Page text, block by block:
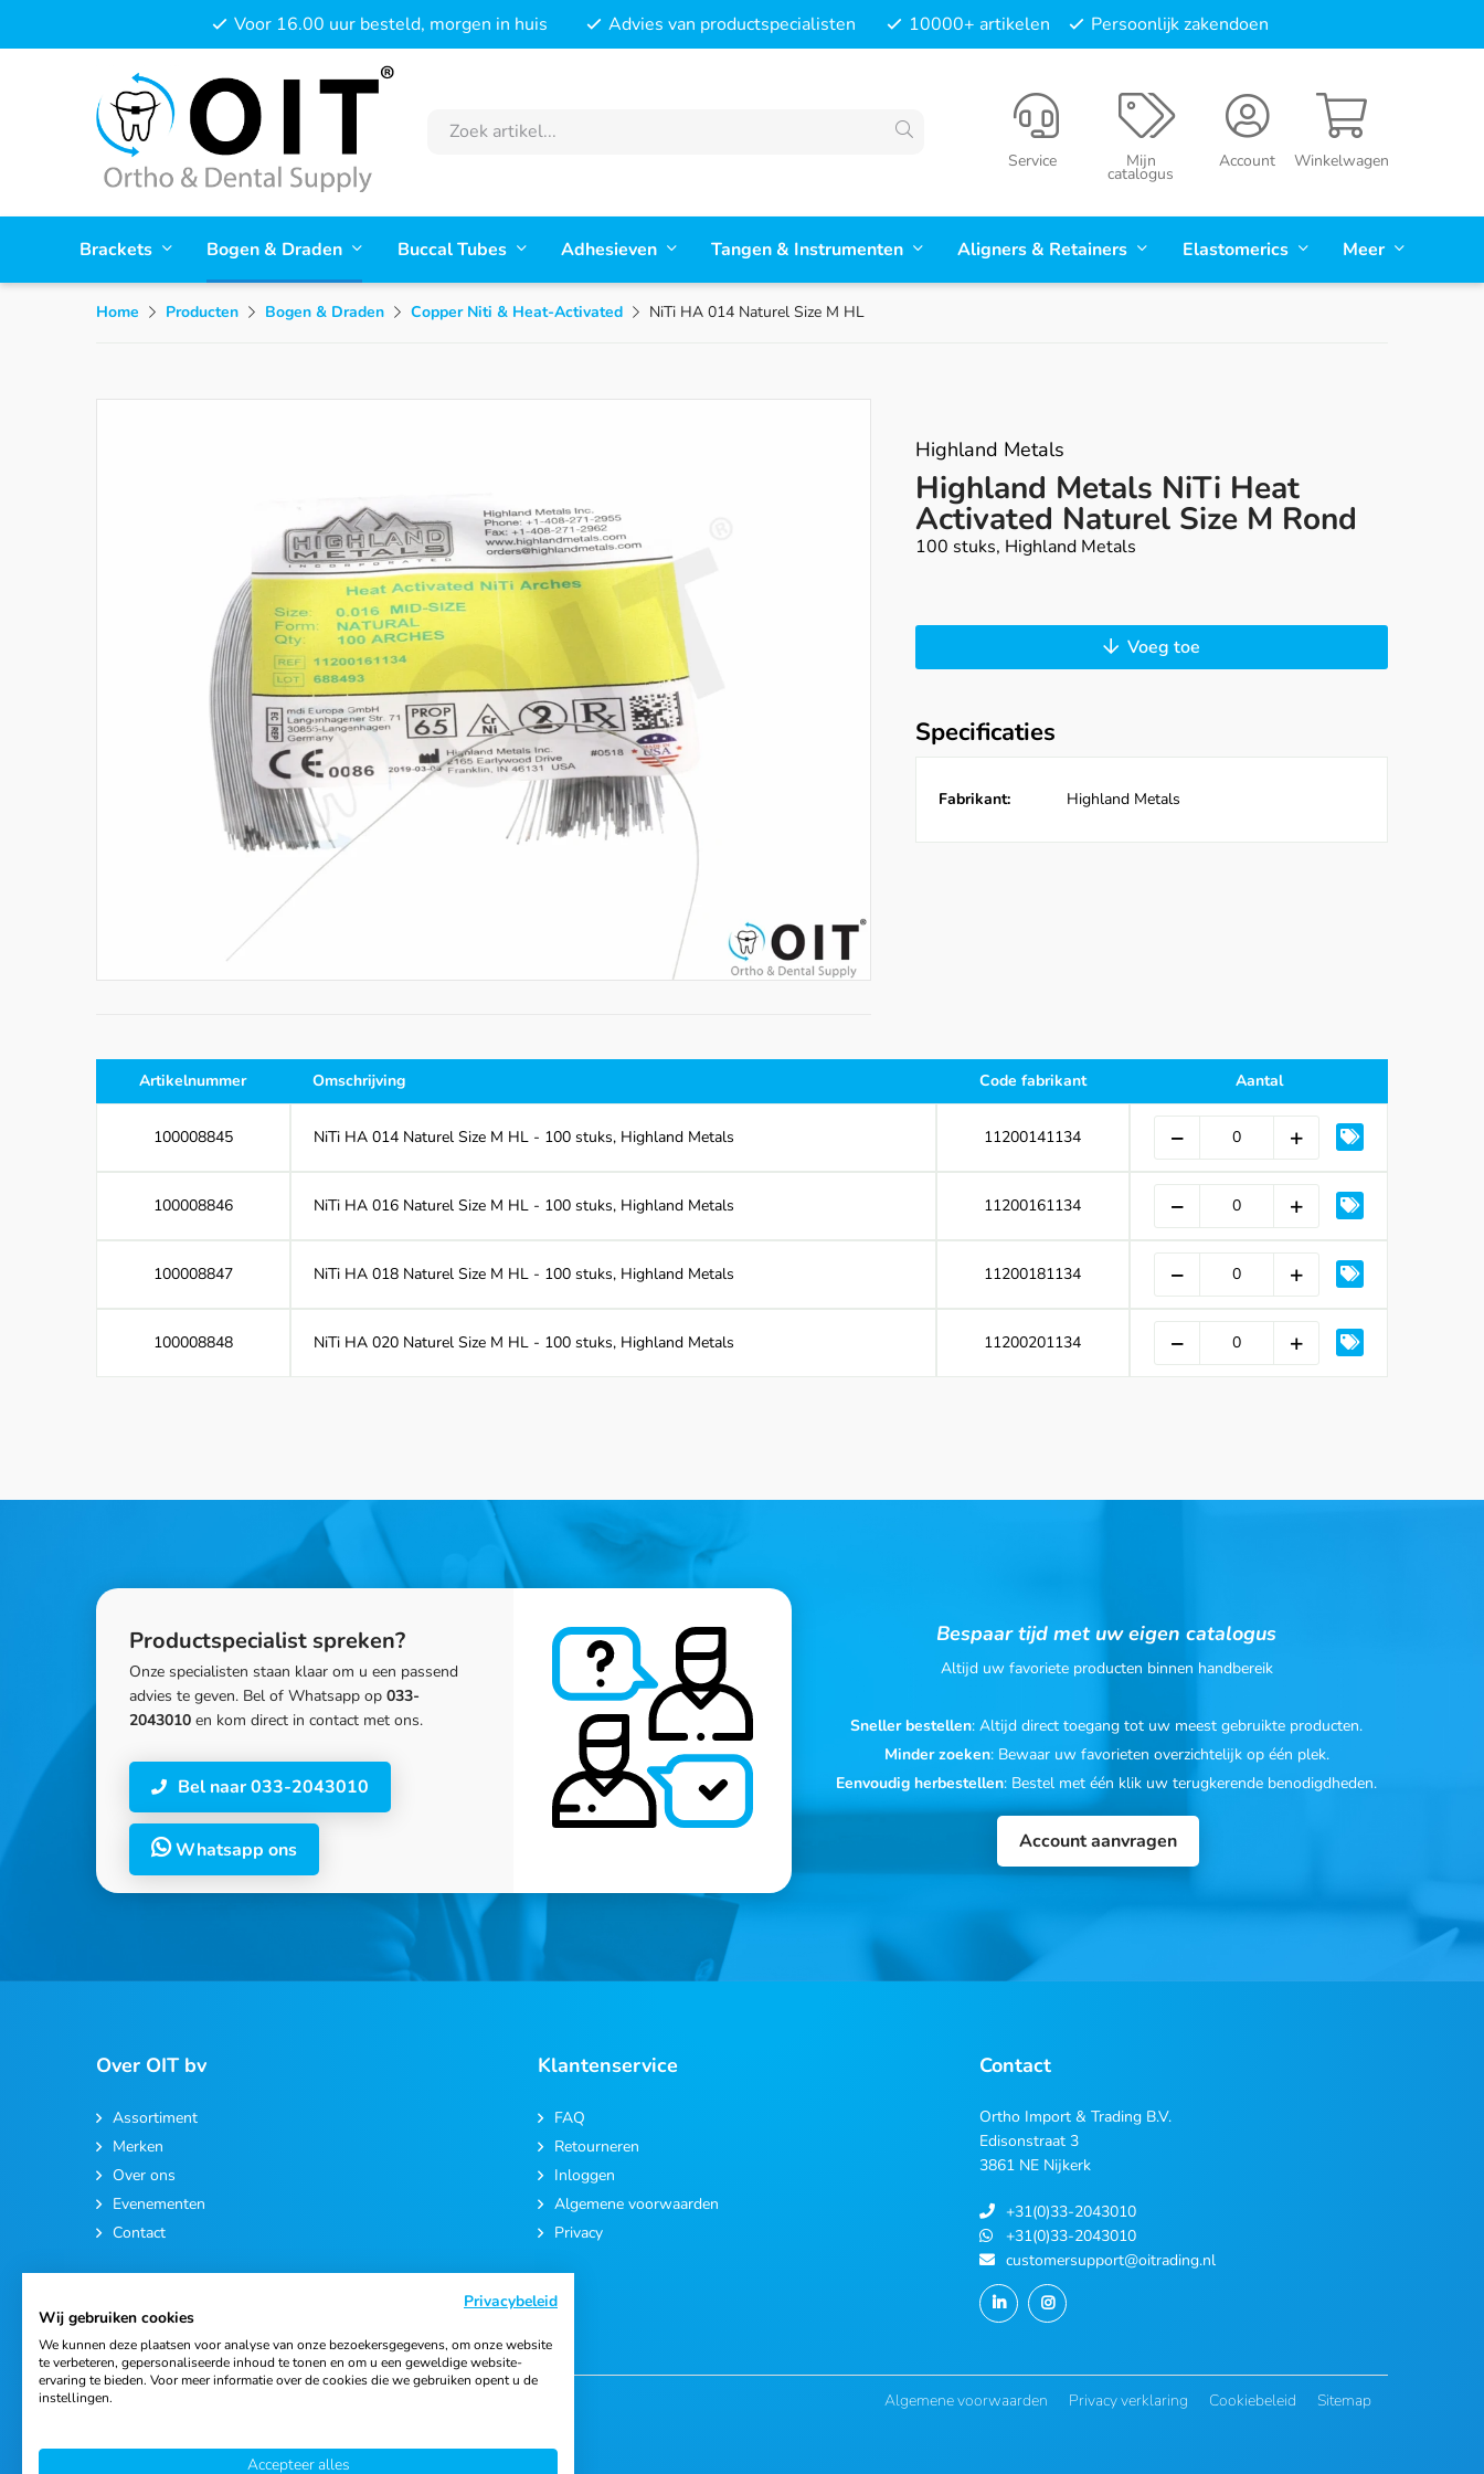
Voor 16.00 uur besteld, morgen in huis Advies van productspecialisten 10000+ artikelen Persoonlijk zakendoen
Winkelwagen
Account
Mijn
catalogus
Service
Brackets Bogen & Draden Buccal Tubes Adhesieven Tangen & Instrumenten Aligners & Retainers Elastomerics Meer
Home Producten Bogen & Draden Copper Niti & Heat-Activated NiTi HA 014 Naturel Size M HL
Highland Metals
Highland Metals NiTi Heat
Activated Naturel Size M Rond
100 stuks, Highland Metals
Voeg toe
Specificaties
Fabrikant: Highland Metals
Artikelnummer Omschrijving Code fabrikant Aantal
100008845 NiTi HA 014 Naturel Size M HL - 100 stuks, Highland Metals 11200141134
100008846 NiTi HA 016 Naturel Size M HL - 100 stuks, Highland Metals 11200161134
100008847 NiTi HA 018 Naturel Size M HL - 100 stuks, Highland Metals 11200181134
100008848 NiTi HA 020 Naturel Size M HL - 100 stuks, Highland Metals 11200201134
Productspecialist spreken?
Onze specialisten staan klaar om u een passend
advies te geven. Bel of Whatsapp op 033-
2043010 en kom direct in contact met ons.
Bel naar 033-2043010
Whatsapp ons
Bespaar tijd met uw eigen catalogus
Altijd uw favoriete producten binnen handbereik
Sneller bestellen: Altijd direct toegang tot uw meest gebruikte producten.
Minder zoeken: Bewaar uw favorieten overzichtelijk op één plek.
Eenvoudig herbestellen: Bestel met één klik uw terugkerende benodigdheden.
Account aanvragen
Over OIT bv
Assortiment
Merken
Over ons
Evenementen
Contact
Klantenservice
FAQ
Retourneren
Inloggen
Algemene voorwaarden
Privacy
Contact
Ortho Import & Trading B.V.
Edisonstraat 3
3861 NE Nijkerk
+31(0)33-2043010
+31(0)33-2043010
customersupport@oitrading.nl
© 2026 Ortho Import & Trading B.V. Algemene voorwaarden Privacy verklaring Cookiebeleid Sitemap
Privacybeleid
Wij gebruiken cookies
We kunnen deze plaatsen voor analyse van onze bezoekersgegevens, om onze website
te verbeteren, gepersonaliseerde inhoud te tonen en om u een geweldige website-
ervaring te bieden. Voor meer informatie over de cookies die we gebruiken opent u de
instellingen.
Accepteer alles